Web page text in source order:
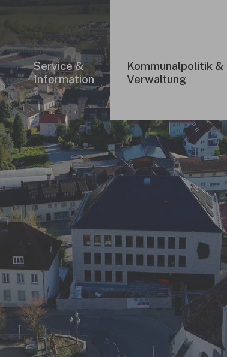
Service &
Information
Kommunalpolitik &
Verwaltung